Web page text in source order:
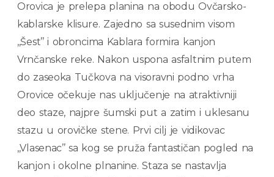
Orovica je prelepa planina na obodu Ovčarsko-
kablarske klisure. Zajedno sa susednim visom
,,Šest’’ i obroncima Kablara formira kanjon
Vrnčanske reke. Nakon uspona asfaltnim putem
do zaseoka Tučkova na visoravni podno vrha
Orovice očekuje nas uključenje na atraktivniji
deo staze, najpre šumski put a zatim i uklesanu
stazu u orovičke stene. Prvi cilj je vidikovac
,,Vlasenac’’ sa kog se pruža fantastičan pogled na
kanjon i okolne plnanine. Staza se nastavlja